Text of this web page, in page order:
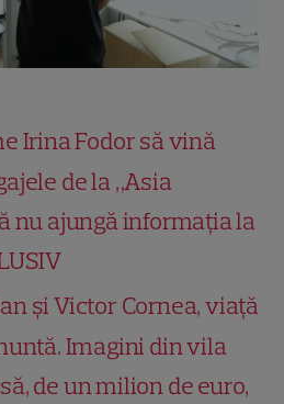
Irina Fodor să vină
de la „Asia
nu ajungă informația la
și Victor Cornea, viață
Imagini din vila
de un milion de euro,